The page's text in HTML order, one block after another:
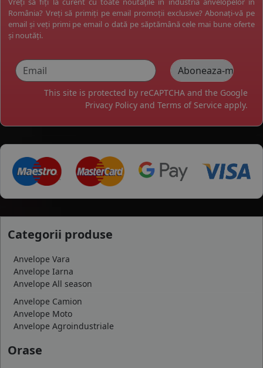
România? Vreți să primiți pe email promoții exclusive? Abonați-vă pe
email și veți primi pe email o dată pe săptămână cele mai bune oferte
și noutăți.
This site is protected by reCAPTCHA and the Google
Privacy Policy and Terms of Service apply.
Categorii produse
Anvelope Vara
Anvelope Iarna
Anvelope All season
Anvelope Camion
Anvelope Moto
Anvelope Agroindustriale
Orase